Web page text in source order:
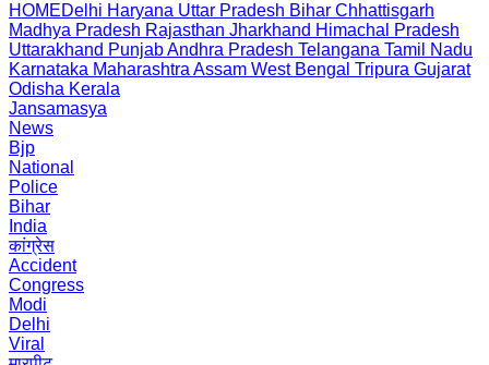
HOMEDelhi Haryana Uttar Pradesh Bihar Chhattisgarh
Madhya Pradesh Rajasthan Jharkhand Himachal Pradesh
Uttarakhand PunjabAndhra Pradesh Telangana Tamil Nadu
Karnataka Maharashtra Assam West Bengal Tripura Gujarat
Odisha Kerala
Jansamasya
News
Bjp
National
Police
Bihar
India
कांग्रेस
Accident
Congress
Modi
Delhi
Viral